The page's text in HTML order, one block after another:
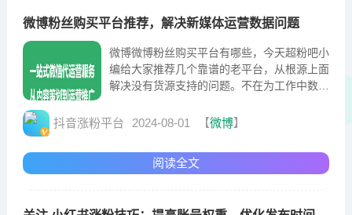
微博粉丝购买平台推荐，解决新媒体运营数据问题
微博微博粉丝购买平台有哪些，今天超粉吧小
编给大家推荐几个靠谱的老平台，从根源上面
解决没有货源支持的问题。不在为工作中数据
营数据问
抖音涨粉平台 2024-08-01 【微博】
阅读全文